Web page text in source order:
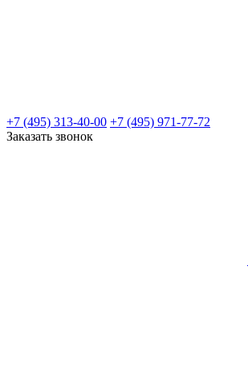
+7 (495) 313-40-00 +7 (495) 971-77-72
Заказать звонок